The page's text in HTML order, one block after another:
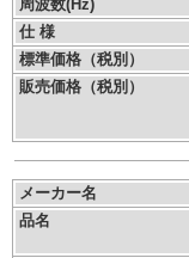
周波数(Hz)
仕 様
標準価格（税別）
販売価格（税別）
メーカー名
品名